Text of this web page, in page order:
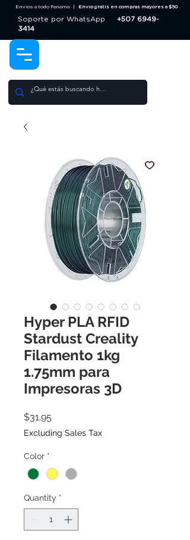
Envios a todo Panama | Envio gratis en compras mayores a $50
Soporte por WhatsApp
+507 6949-
3414
Hyper PLA RFID
Stardust Creality
Filamento 1kg
1.75mm para
Impresoras 3D
$31.95
Excluding Sales Tax
Color *
Quantity *